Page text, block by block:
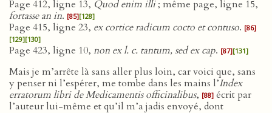
Page 412, ligne 13, Quod enim illi; même page, ligne 15,
fortasse an in. [85][128]
Page 415, ligne 23, ex cortice radicum cocto et contuso. [86]
[129][130]
Page 423, ligne 10, non ex l. c. tantum, sed ex cap. [87][131]
Mais je m’arrête là sans aller plus loin, car voici que, sans
y penser ni l’espérer, me tombe dans les mains l’Index
erratorum libri de Medicamentis officinalibus, [88] écrit par
l’auteur lui-même et qu’il m’a jadis envoyé, dont